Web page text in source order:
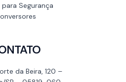
Segurança
da Beira, 120 –